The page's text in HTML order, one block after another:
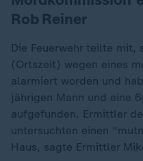
Rob Reiner
Die Feuerwehr teilte mit,
(Ortszeit) wegen eines
alarmiert worden und
jährigen Mann und eine
aufgefunden. Ermittler
untersuchten einen
Haus, sagte Ermittler